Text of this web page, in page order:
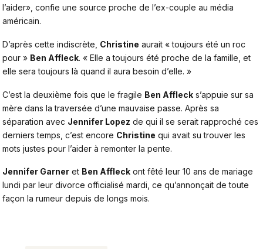
l’aider», confie une source proche de l’ex-couple au média
américain.
D’après cette indiscrète, Christine aurait « toujours été un roc
pour » Ben Affleck. « Elle a toujours été proche de la famille, et
elle sera toujours là quand il aura besoin d’elle. »
C’est la deuxième fois que le fragile Ben Affleck s’appuie sur sa
mère dans la traversée d’une mauvaise passe. Après sa
séparation avec Jennifer Lopez de qui il se serait rapproché ces
derniers temps, c’est encore Christine qui avait su trouver les
mots justes pour l’aider à remonter la pente.
Jennifer Garner et Ben Affleck ont fêté leur 10 ans de mariage
lundi par leur divorce officialisé mardi, ce qu’annonçait de toute
façon la rumeur depuis de longs mois.